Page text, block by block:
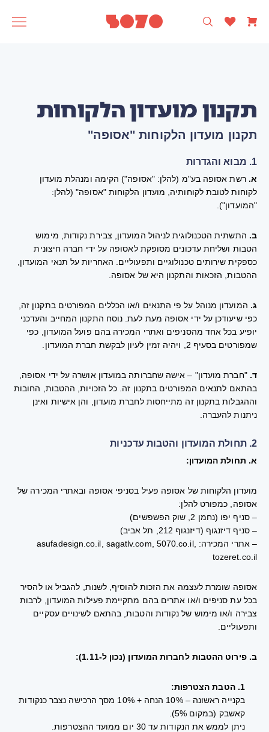
רק עיצוב ישראלי 🩵
אסופהSAGAתוצרת5070
תקנון מועדון הלקוחות
תקנון מועדון הלקוחות "אסופה"
1. מבוא והגדרות
א. רשת אסופה בע"מ (להלן: "אסופה") הקימה ומנהלת מועדון
לקוחות לטובת לקוחותיה, מועדון הלקוחות "אסופה" (להלן:
"המועדון").
ב. התשתית הטכנולוגית לניהול המועדון, צבירת נקודות, מימוש
הטבות ושליחת עדכונים מסופקת לאסופה על ידי חברה חיצונית
כספקית שירותים טכנולוגיים ותפעוליים. האחריות על תנאי המועדון,
ההטבות, הזכאות והתקנון היא של אסופה.
ג. המועדון מנוהל על פי התנאים ו/או הכללים המפורטים בתקנון זה,
כפי שיעודכן על ידי אסופה מעת לעת. נוסח התקנון המחייב והעדכני
יופיע בכל אחד מהסניפים ואתרי המכירה בהם פועל המועדון, כפי
שמפורטים בסעיף 2, ויהיה זמין לעיון לבקשת חברת המועדון.
ד. "חברת מועדון" – אישה שחברותה במועדון אושרה על ידי אסופה,
בהתאם לתנאים המפורטים בתקנון זה. כל הזכויות, ההטבות, החובות
וההגבלות בתקנון זה מתייחסות לחברת מועדון, והן אישיות ואינן
ניתנות להעברה.
2. תחולת המועדון והטבות עדכניות
א. תחולת המועדון:
מועדון הלקוחות של אסופה פעיל בסניפי אסופה ובאתרי המכירה של
אסופה, כמפורט להלן:
– סניף יפו (נחמן 2, שוק הפשפשים)
– סניף דיזנגוף (דיזנגוף 212, תל אביב)
– אתרי המכירה: asufadesign.co.il, sagatlv.com, 5070.co.il,
tozeret.co.il
אסופה שומרת לעצמה את הזכות להוסיף, לשנות, להגביל או להסיר
בכל עת סניפים ו/או אתרים בהם מתקיימת פעילות המועדון, לרבות
צבירה ו/או מימוש של נקודות והטבות, בהתאם לשינויים עסקיים
ותפעוליים.
ב. פירוט ההטבות לחברות המועדון (נכון ל-1.11):
1. הטבת הצטרפות:
בקנייה ראשונה – 10% הנחה + 10% מסך הרכישה נצבר כנקודות
קאשבק (במקום 5%).
ניתן לממש את הנקודות עד 30 יום ממועד ההצטרפות.